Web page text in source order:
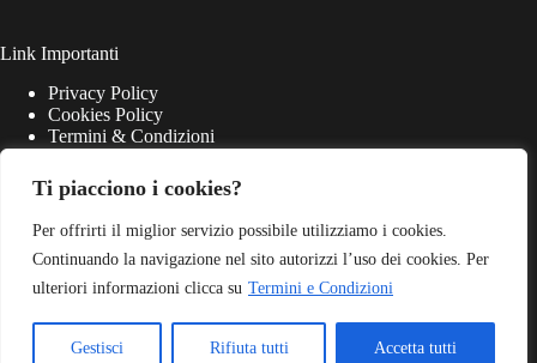
Ti piacciono i cookies?
Per offrirti il miglior servizio possibile utilizziamo i cookies.
Continuando la navigazione nel sito autorizzi l’uso dei cookies. Per
ulteriori informazioni clicca su Termini e Condizioni
Gestisci Rifiuta tutti Accetta tutti
Link Importanti
Privacy Policy
Cookies Policy
Termini & Condizioni